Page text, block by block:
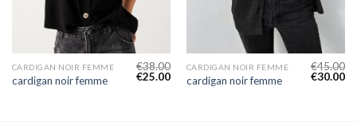
CARDIGAN NOIR FEMME
cardigan noir femme
€38.00
€25.00
CARDIGAN NOIR FEMME
cardigan noir femme
€45.00
€30.00